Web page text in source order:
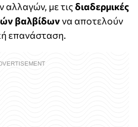
με τις διαδερμικές
βαλβίδωννα αποτελούν
επανάσταση.